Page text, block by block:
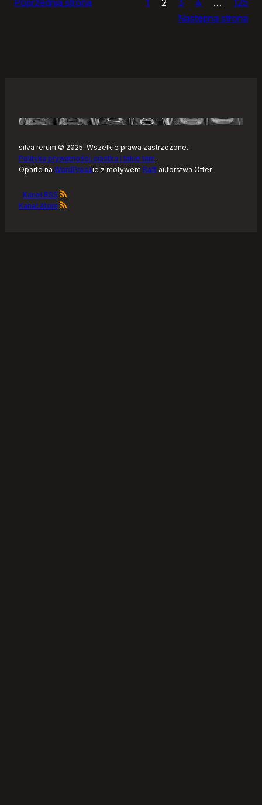
Następna strona
silva rerum © 2025. Wszelkie prawa zastrzeżone.
Polityka prywatności, ciastka i takie tam.
Oparte na WordPressie z motywem Raft autorstwa Otter.
Kanał RSS
Kanał Atom